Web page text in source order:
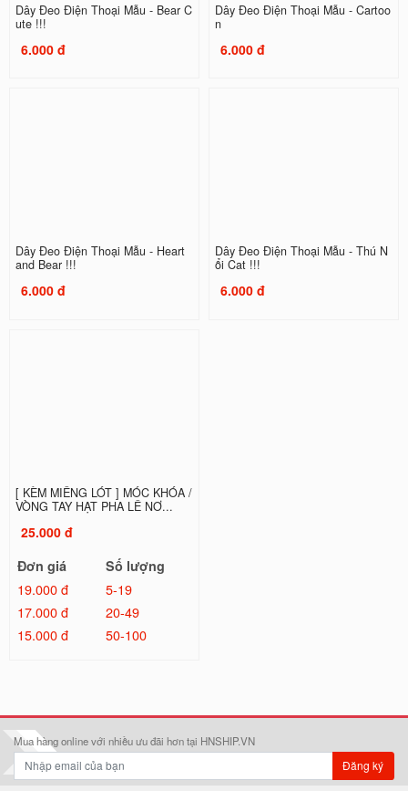
Dây Đeo Điện Thoại Mẫu - Bear C
ute !!!
6.000 đ
Dây Đeo Điện Thoại Mẫu - Cartoo
n
6.000 đ
Dây Đeo Điện Thoại Mẫu - Heart
and Bear !!!
6.000 đ
Dây Đeo Điện Thoại Mẫu - Thú N
ổi Cat !!!
6.000 đ
[ KÈM MIẾNG LÓT ] MÓC KHÓA /
VÒNG TAY HẠT PHA LÊ NƠ...
25.000 đ
Đơn giá
Số lượng
19.000 đ
5-19
17.000 đ
20-49
15.000 đ
50-100
Mua hàng online với nhiều ưu đãi hơn tại HNSHIP.VN
Đăng ký